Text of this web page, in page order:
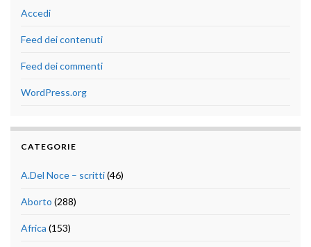
Accedi
Feed dei contenuti
Feed dei commenti
WordPress.org
CATEGORIE
A.Del Noce – scritti(46)
Aborto (288)
Africa (153)